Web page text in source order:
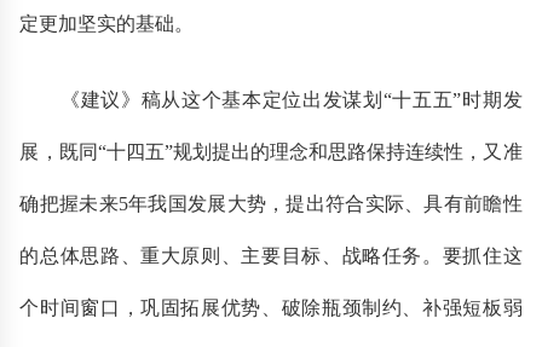
定更加坚实的基础。
《建议》稿从这个基本定位出发谋划“十五五”时期发
展，既同“十四五”规划提出的理念和思路保持连续性，又准
确把握未来5年我国发展大势，提出符合实际、具有前瞻性
的总体思路、重大原则、主要目标、战略任务。要抓住这
个时间窗口，巩固拓展优势、破除瓶颈制约、补强短板弱